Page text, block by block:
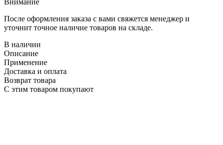
Внимание
После оформления заказа с вами свяжется менеджер и
уточнит точное наличие товаров на складе.
В наличии
Описание
Применение
Доставка и оплата
Возврат товара
С этим товаром покупают